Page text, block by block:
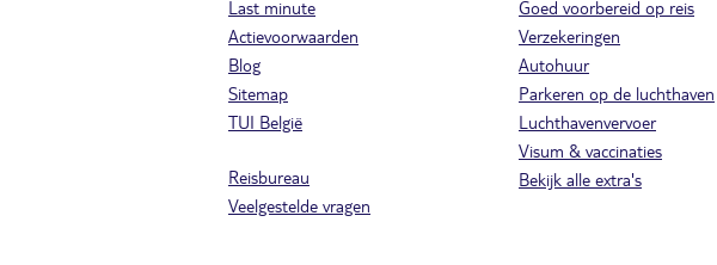
Last minute
Actievoorwaarden
Blog
Sitemap
TUI België
Reisbureau
Veelgestelde vragen
Goed voorbereid op reis
Verzekeringen
Autohuur
Parkeren op de luchthaven
Luchthavenvervoer
Visum & vaccinaties
Bekijk alle extra's